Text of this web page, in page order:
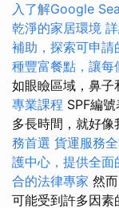
入了解Google
乾淨的家居環境
補助，探索可申請
種豐富餐點，讓每
如眼瞼區域，鼻子
專業課程 SPF編
多長時間，就好像
務首選 貨運服務
護中心，提供全面
合的法律專家 然
可能受到許多因素